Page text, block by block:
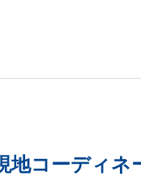
地コーディネ